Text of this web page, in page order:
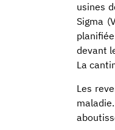
usines
Sigma
devant
La
Les